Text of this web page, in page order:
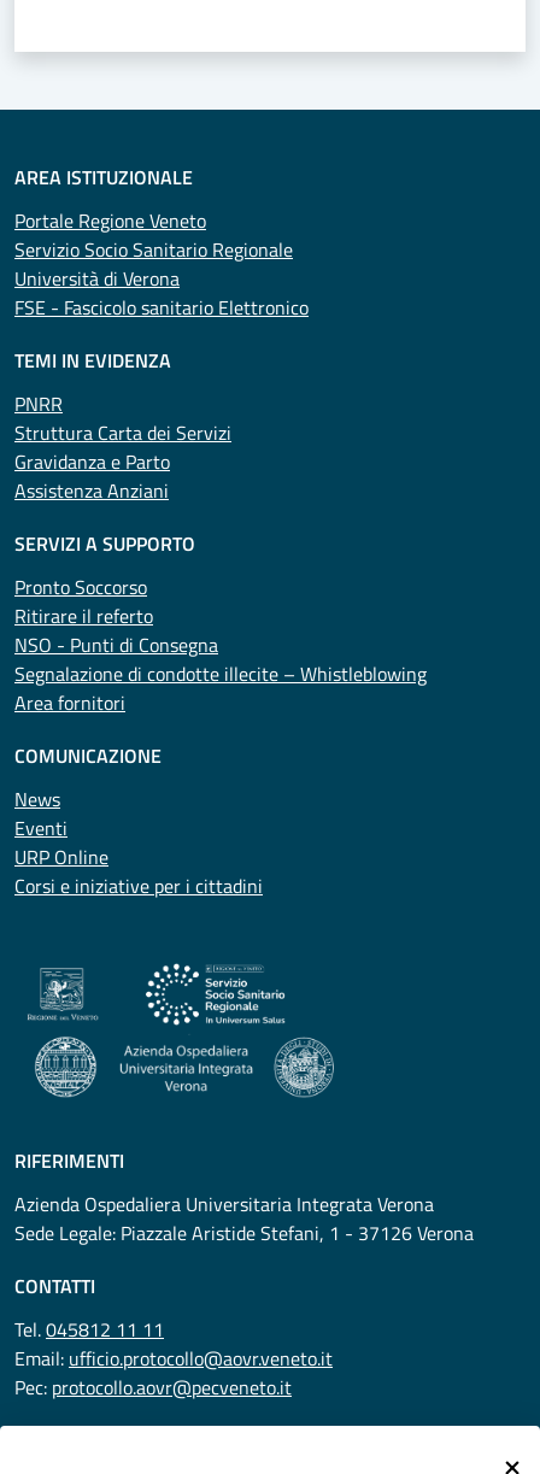
AREA ISTITUZIONALE
Portale Regione Veneto
Servizio Socio Sanitario Regionale
Università di Verona
FSE - Fascicolo sanitario Elettronico
TEMI IN EVIDENZA
PNRR
Struttura Carta dei Servizi
Gravidanza e Parto
Assistenza Anziani
SERVIZI A SUPPORTO
Pronto Soccorso
Ritirare il referto
NSO - Punti di Consegna
Segnalazione di condotte illecite – Whistleblowing
Area fornitori
COMUNICAZIONE
News
Eventi
URP Online
Corsi e iniziative per i cittadini
RIFERIMENTI
Azienda Ospedaliera Universitaria Integrata Verona
Sede Legale: Piazzale Aristide Stefani, 1 - 37126 Verona
CONTATTI
Tel.045812 11 11
Email: ufficio.protocollo@aovr.veneto.it
Pec: protocollo.aovr@pecveneto.it